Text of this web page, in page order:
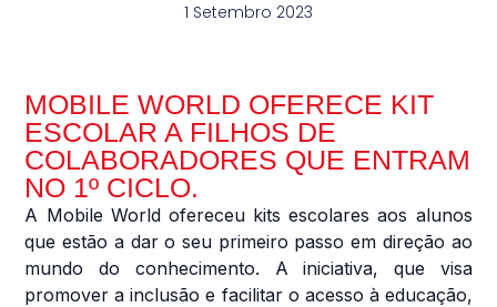
1 Setembro 2023
MOBILE WORLD OFERECE KIT
ESCOLAR A FILHOS DE
COLABORADORES QUE ENTRAM
NO 1º CICLO.
A Mobile World ofereceu kits escolares aos alunos
que estão a dar o seu primeiro passo em direção ao
mundo do conhecimento. A iniciativa, que visa
promover a inclusão e facilitar o acesso à educação,